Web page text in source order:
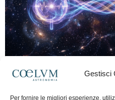
Gestisci
Per fornire le migliori esperienze,
Marco Lorrai - 15 Giugno 2026
moderna: due particelle possono